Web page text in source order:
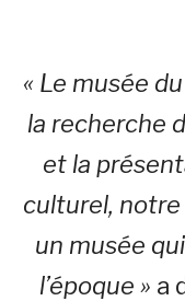
« Le musée
la recherche
et la
culturel,
un musée
l’époque » a